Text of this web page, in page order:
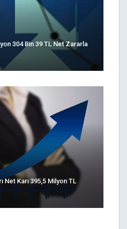
304 Bin 39 TL Net Zararla
Net Karı 395,5 Milyon TL